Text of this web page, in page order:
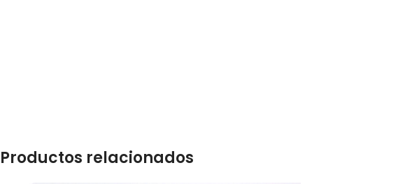
Productos relacionados